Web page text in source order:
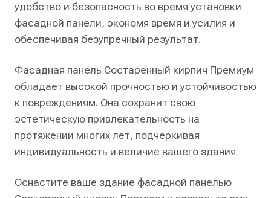
удобство и безопасность во время установки
фасадной панели, экономя время и усилия и
обеспечивая безупречный результат.
Фасадная панель Состаренный кирпич Премиум
обладает высокой прочностью и устойчивостью
к повреждениям. Она сохранит свою
эстетическую привлекательность на
протяжении многих лет, подчеркивая
индивидуальность и величие вашего здания.
Оснастите ваше здание фасадной панелью